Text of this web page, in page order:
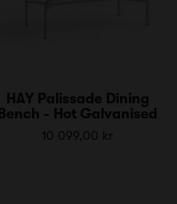
HAY Palissade Dining
Bench - Hot Galvanised
10 099,00 kr